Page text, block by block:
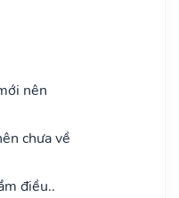
nên
chưa về
điều..